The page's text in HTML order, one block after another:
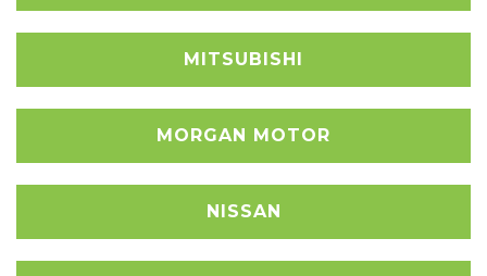
MITSUBISHI
MORGAN MOTOR
NISSAN